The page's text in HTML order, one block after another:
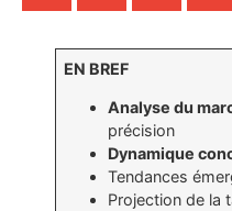
EN BREF
Analyse du
précision
Dynamique
Tendances
Projection de la